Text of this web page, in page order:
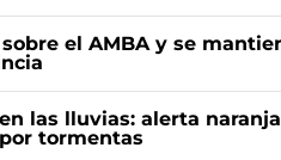
el AMBA y se
las lluvias: alerta
tormentas